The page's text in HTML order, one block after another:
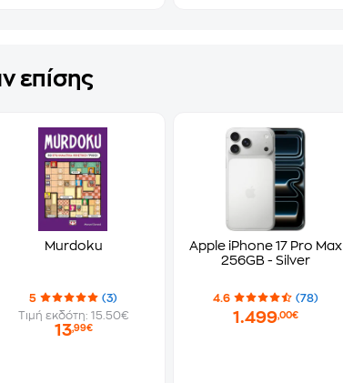
επίσης
Murdoku
5
(3)
Τιμή εκδότη: 15.50€
13,99€
Apple iPhone 17 Pro Max
256GB - Silver
4.6 (78)
1.499,00€